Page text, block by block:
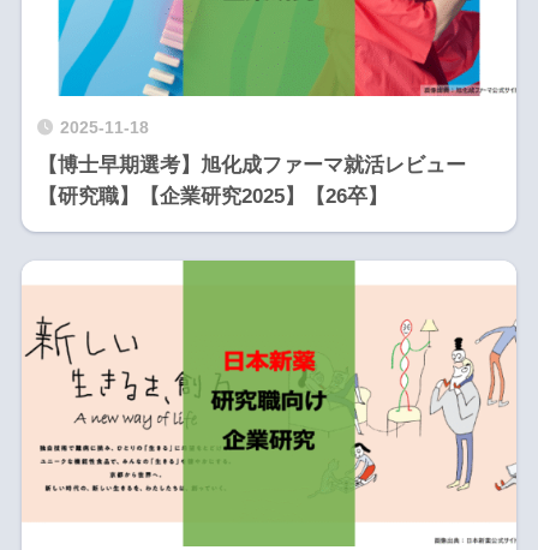
2025-11-18
【博士早期選考】旭化成ファーマ就活レビュー
【研究職】【企業研究2025】【26卒】